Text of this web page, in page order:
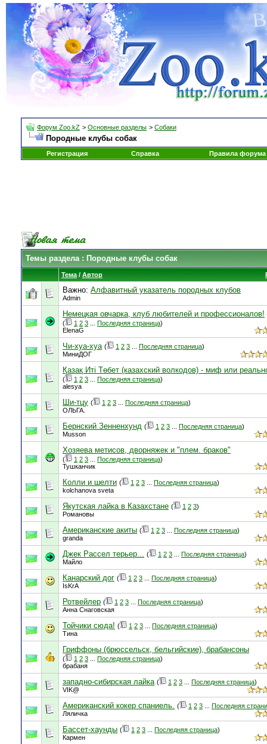
Форум Zoo.kZ > Основные разделы > Собаки
Породные клубы собак
Регистрация Справка Правила форума
Темы раздела: Породные клубы собак
Тема / Автор
Важно: Алфавитный указатель породных клубов
Admin
Немецкая овчарка, клуб любителей и профессионалов!
( 1 2 3 Последняя страница)
ElenaG
Чи-хуа-хуа ( 1 2 3 Последняя страница)
МиниДОГ
Қазақ Иті Төбет (казахский волкодов) - миф или
( 1 2 3 Последняя страница)
alesya
Ши-тцу ( 1 2 3 Последняя страница)
ОЛЬГА.
Бернский Зенненхунд ( 1 2 3 Последняя страница)
Musson
Хозяева метисов, дворняжек и "плем. браков"
( 1 2 3 Последняя страница)
Тушканчик
Колли и шелти ( 1 2 3 Последняя страница)
kolchanova sveta
Якутская лайка в Казахстане ( 1 2 3)
Романовы
Американские акиты ( 1 2 3 Последняя страница)
granda
Джек Рассел терьер... ( 1 2 3 Последняя страница)
Майло
Канарский дог ( 1 2 3 Последняя страница)
IsKrA
Ротвейлер ( 1 2 3 Последняя страница)
Анна Снаговская
Тойчики сюда! ( 1 2 3 Последняя страница)
Тина
Гриффоны (брюссельск, бельгийские), брабансоны
( 1 2 3 Последняя страница)
брабаня
западно-сибирская лайка ( 1 2 3 Последняя страница)
VIK@
Американский кокер спаниель. ( 1 2 3
Последняя
Ляличка
Бассет-хаунды ( 1 2 3 Последняя страница)
Кармен